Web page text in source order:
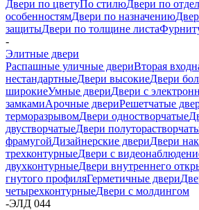
Двери по цветуПо стилюДвери по
особенностямДвери по назначению
защитыДвери по толщине листа
-
Элитные двери
Распашные уличные двериВторая
нестандартныеДвери высокиеДвери
широкиеУмные двериДвери с
замкамиАрочные двериРешетчатые
терморазрывомДвери одностворчатые
двустворчатыеДвери
фрамугойДизайнерские двериДвери
трехконтурныеДвери с
двухконтурныеДвери внутреннего
гнутого профиляГерметичные двери
четырехконтурныеДвери с молдингом
-ЭЛД 044